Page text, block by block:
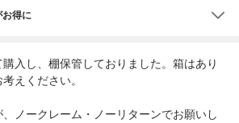
お得に
入し、棚保管しておりました。箱はあり
えください。
ノークレーム・ノーリターンでお願いし